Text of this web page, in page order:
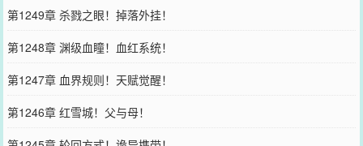
第1249章 杀戮之眼！掉落外挂！
第1248章 渊级血瞳！血红系统！
第1247章 血界规则！天赋觉醒！
第1246章 红雪城！父与母！